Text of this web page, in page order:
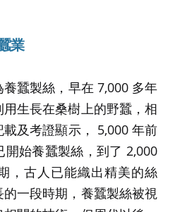
業
蠶製絲，早在 7,000 多年
生長在桑樹上的野蠶，相
及考證顯示， 5,000 年前
始養蠶製絲，到了 2,000
，古人已能織出精美的絲
一段時期，養蠶製絲被視